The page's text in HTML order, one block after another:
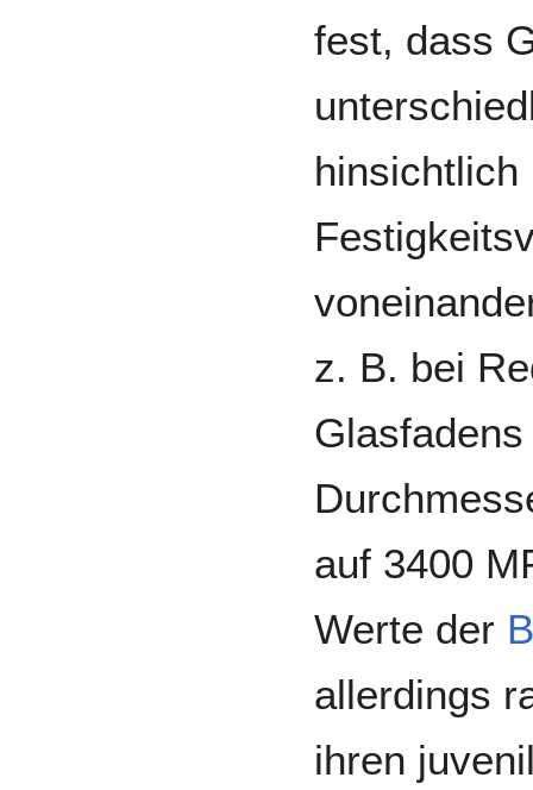
fest, dass
hinsichtlich
z. B. bei
auf 3400
Werte der
allerdings
ihren